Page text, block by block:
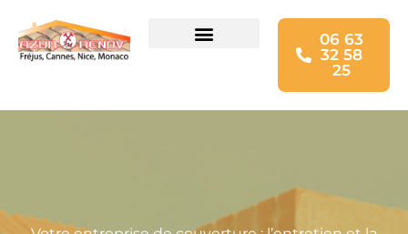
06 63
32 58
25